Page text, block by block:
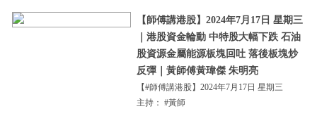
【師傅講港股】2024年7月17日 星期三
｜港股資金輪動 中特股大幅下跌 石油
股資源金屬能源板塊回吐 落後板塊炒
反彈｜黃師傅黃瑋傑 朱明亮
【#師傅講港股】2024年7月17日 星期三
主持： #黃師